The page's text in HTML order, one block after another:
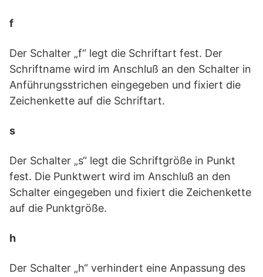
f
Der Schalter „f“ legt die Schriftart fest. Der
Schriftname wird im Anschluß an den Schalter in
Anführungsstrichen eingegeben und fixiert die
Zeichenkette auf die Schriftart.
s
Der Schalter „s“ legt die Schriftgröße in Punkt
fest. Die Punktwert wird im Anschluß an den
Schalter eingegeben und fixiert die Zeichenkette
auf die Punktgröße.
h
Der Schalter „h“ verhindert eine Anpassung des